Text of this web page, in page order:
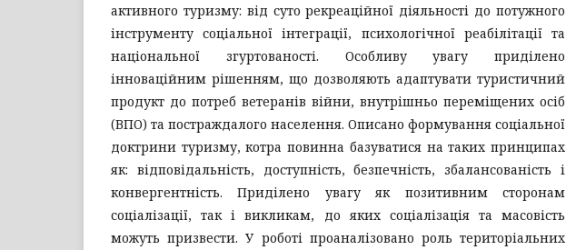
активного туризму: від суто рекреаційної діяльності до потужного
інструменту соціальної інтеграції, психологічної реабілітації та
національної згуртованості. Особливу увагу приділено
інноваційним рішенням, що дозволяють адаптувати туристичний
продукт до потреб ветеранів війни, внутрішньо переміщених осіб
(ВПО) та постраждалого населення. Описано формування соціальної
доктрини туризму, котра повинна базуватися на таких принципах
як: відповідальність, доступність, безпечність, збалансованість і
конвергентність. Приділено увагу як позитивним сторонам
соціалізації, так і викликам, до яких соціалізація та масовість
можуть призвести. У роботі проаналізовано роль територіальних